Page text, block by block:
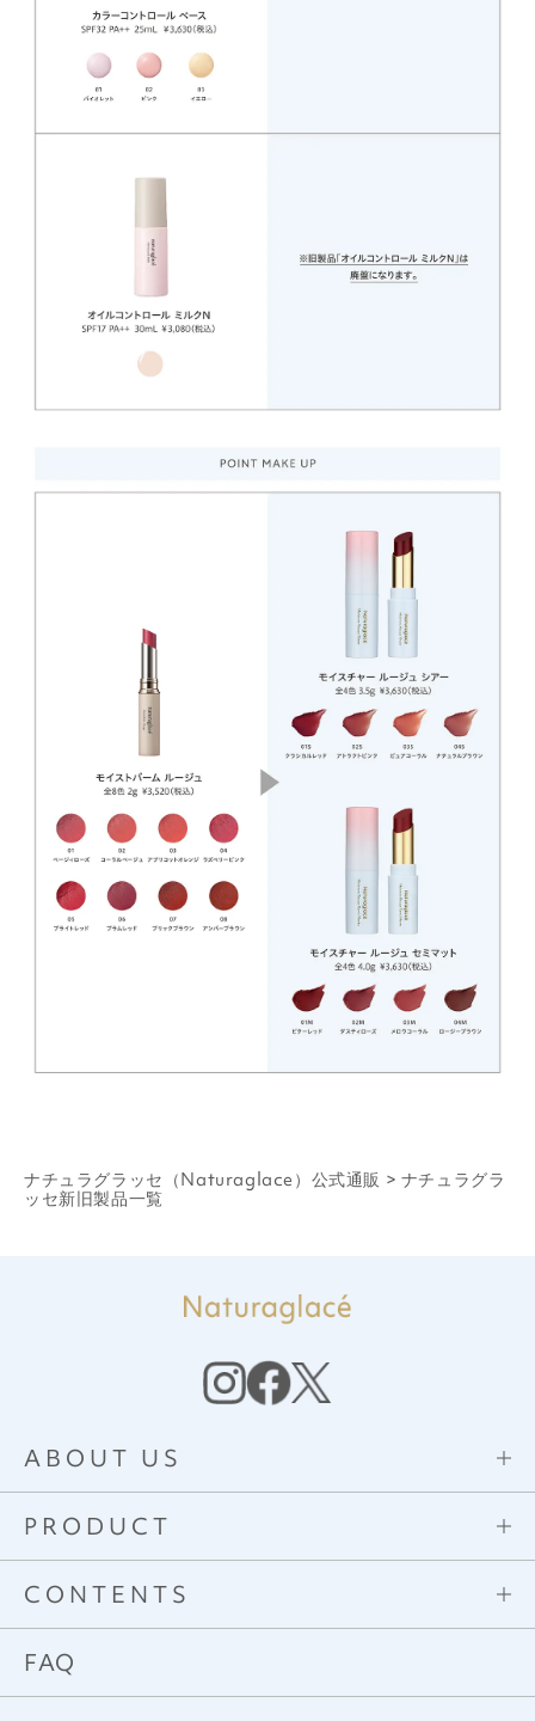
ナチュラグラッセ（Naturaglace）公式通販 > ナチュラグラ
ッセ新旧製品一覧
ABOUT US
PRODUCT
CONTENTS
FAQ